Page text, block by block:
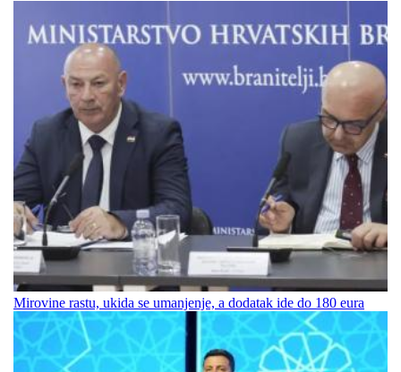
Mirovine rastu, ukida se umanjenje, a dodatak ide do 180 eura